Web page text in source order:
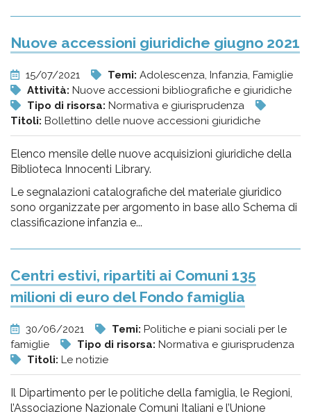
Nuove accessioni giuridiche giugno 2021
15/07/2021 Temi: Adolescenza, Infanzia, Famiglie
Attività: Nuove accessioni bibliografiche e giuridiche
Tipo di risorsa: Normativa e giurisprudenza
Titoli: Bollettino delle nuove accessioni giuridiche
Elenco mensile delle nuove acquisizioni giuridiche della
Biblioteca Innocenti Library.
Le segnalazioni catalografiche del materiale giuridico
sono organizzate per argomento in base allo Schema di
classificazione infanzia e...
Centri estivi, ripartiti ai Comuni 135
milioni di euro del Fondo famiglia
30/06/2021 Temi: Politiche e piani sociali per le
famiglie
Tipo di risorsa: Normativa e giurisprudenza
Titoli: Le notizie
Il Dipartimento per le politiche della famiglia, le Regioni,
l’Associazione Nazionale Comuni Italiani e l’Unione